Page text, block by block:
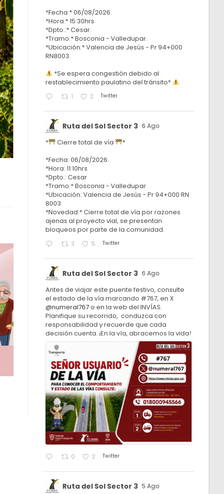
*Fecha:* 06/08/2026.
*Hora:* 15:30hrs
*Dpto.:* Cesar.
*Tramo:* Bosconia - Valledupar.
*Ubicación:* Valencia de Jesús - Pr 94+000
RN8003.
*Se espera congestión debido al
restablecimiento paulatino del tránsito*
1 2 Twitter
Ruta del Sol Sector 3 6 Ago
* Cierre total de vía
*
*Fecha: 06/08/2026.
*Hora: 11:10hrs
*Dpto.: Cesar
*Tramo:* Bosconia - Valledupar
*Ubicación: Valencia de Jesús - Pr 94+000 RN
8003
*Novedad:* Cierre total de vía por razones
ajenas al proyecto vial, se presentan
bloqueos por parte de la comunidad.
3 5 Twitter
Ruta del Sol Sector 3 6 Ago
Antes de viajar este puente festivo, consulte
el estado de la vía marcando #767, en X
@numeral767o en la web del INVÍAS.
Planifique su recorrido, conduzca con
responsabilidad y recuerde que cada
decisión cuenta. ¡En la vía, abracemos la vida!
0 2 Twitter
Ruta del Sol Sector 3 5 Ago